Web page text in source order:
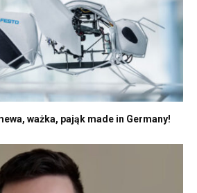
ważka, pająk made in Germany!